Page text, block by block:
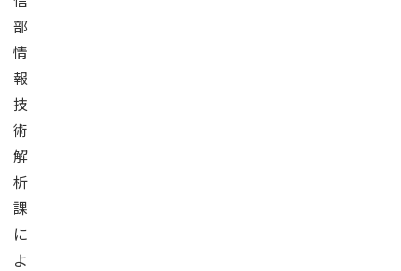
部
情
報
技
術
解
析
課
に
よ